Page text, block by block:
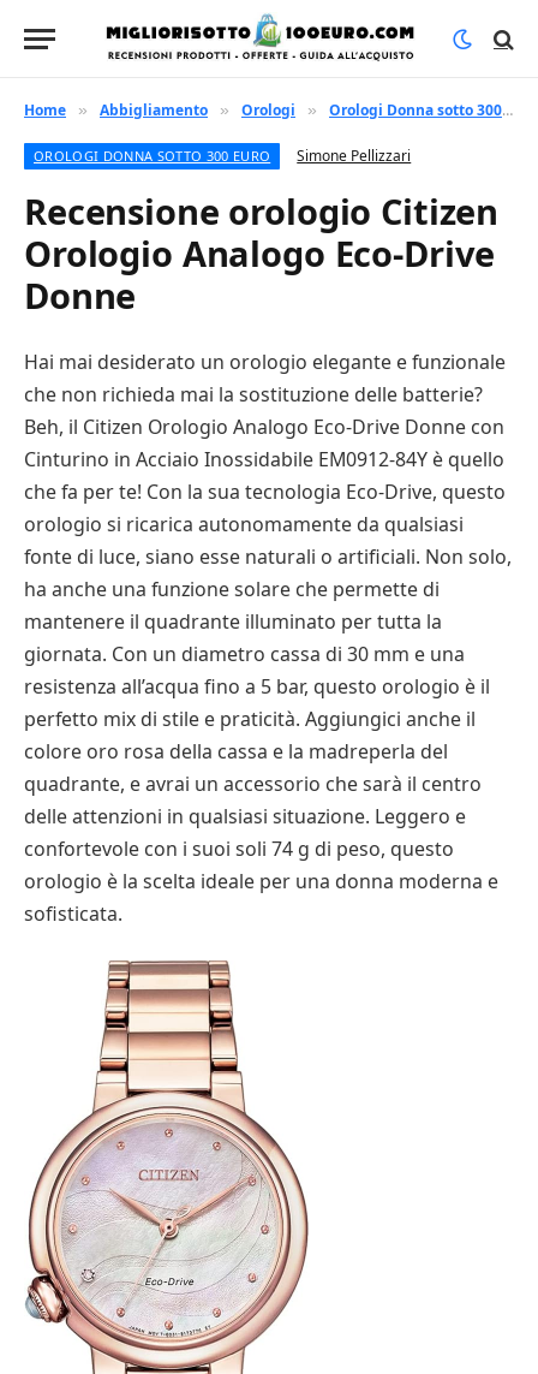
Home » Abbigliamento » Orologi » Orologi Donna sotto 300 euro
OROLOGI DONNA SOTTO 300 EURO Simone Pellizzari
Recensione orologio Citizen
Orologio Analogo Eco-Drive
Donne
Hai mai desiderato un orologio elegante e funzionale
che non richieda mai la sostituzione delle batterie?
Beh, il Citizen Orologio Analogo Eco-Drive Donne con
Cinturino in Acciaio Inossidabile EM0912-84Y è quello
che fa per te! Con la sua tecnologia Eco-Drive, questo
orologio si ricarica autonomamente da qualsiasi
fonte di luce, siano esse naturali o artificiali. Non solo,
ha anche una funzione solare che permette di
mantenere il quadrante illuminato per tutta la
giornata. Con un diametro cassa di 30 mm e una
resistenza all’acqua fino a 5 bar, questo orologio è il
perfetto mix di stile e praticità. Aggiungici anche il
colore oro rosa della cassa e la madreperla del
quadrante, e avrai un accessorio che sarà il centro
delle attenzioni in qualsiasi situazione. Leggero e
confortevole con i suoi soli 74 g di peso, questo
orologio è la scelta ideale per una donna moderna e
sofisticata.